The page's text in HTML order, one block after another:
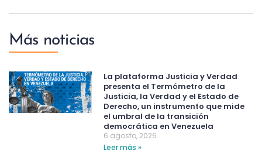
Más noticias
La plataforma Justicia y Verdad
presenta el Termómetro de la
Justicia, la Verdad y el Estado de
Derecho, un instrumento que mide
el umbral de la transición
democrática en Venezuela
6 agosto, 2026
Leer más »